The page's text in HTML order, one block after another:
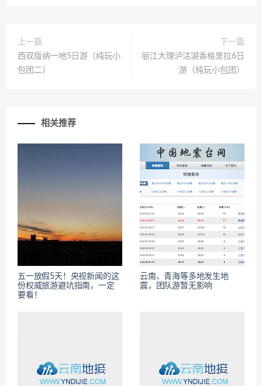
上一篇
西双版纳一地5日游（纯玩小
包团二）
下一篇
丽江大理泸沽湖香格里拉6日
游（纯玩小包团）
相关推荐
五一放假5天！央视新闻的这
份权威旅游避坑指南，一定
要看！
云南、青海等多地发生地
震，团队游暂无影响